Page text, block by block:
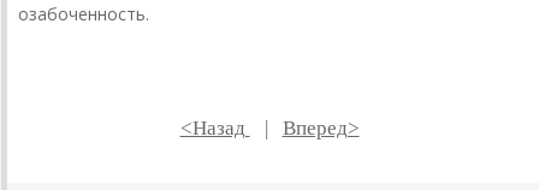
озабоченность.
<Назад | Вперед>